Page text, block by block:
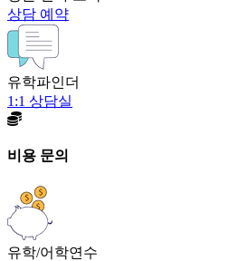
상담 예약
유학파인더
1:1 상담실
비용 문의
유학/어학연수